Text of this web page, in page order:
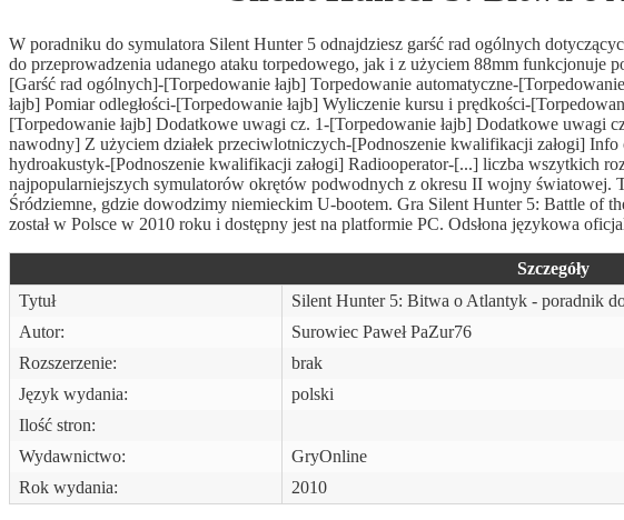
W poradniku do symulatora Silent Hunter 5 odnajdziesz garść rad ogólnych
do przeprowadzenia udanego ataku torpedowego, jak i z użyciem 88mm funkcjonuje
[Garść rad ogólnych]-[Torpedowanie łajb] Torpedowanie automatyczne-
łajb] Pomiar odległości-[Torpedowanie łajb] Wyliczenie kursu i prędkości-
[Torpedowanie łajb] Dodatkowe uwagi cz. 1-[Torpedowanie łajb] Dodatkowe
nawodny] Z użyciem działek przeciwlotniczych-[Podnoszenie kwalifikacji załogi]
hydroakustyk-[Podnoszenie kwalifikacji załogi] Radiooperator-[...] liczba wszytkich
najpopularniejszych symulatorów okrętów podwodnych z okresu II wojny światowej.
Śródziemne, gdzie dowodzimy niemieckim U-bootem. Gra Silent Hunter 5: Battle of
został w Polsce w 2010 roku i dostępny jest na platformie PC. Odsłona językowa
Szczegóły
Tytuł
Silent Hunter 5: Bitwa o Atlantyk - poradnik
Autor:
Surowiec Paweł PaZur76
Rozszerzenie:
brak
Język wydania:
polski
Ilość stron:
Wydawnictwo:
GryOnline
Rok wydania:
2010